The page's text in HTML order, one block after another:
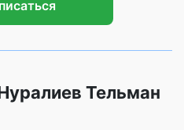
Тельман